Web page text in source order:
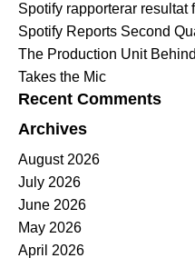
Spotify rapporterar resultat
Spotify Reports Second
The Production Unit
Takes the Mic
Recent Comments
Archives
August 2026
July 2026
June 2026
May 2026
April 2026